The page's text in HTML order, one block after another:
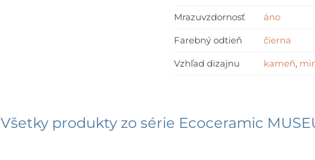
Mrazuvzdornosť áno
Farebný odtieň čierna
Vzhľad dizajnu kameň,
Všetky produkty zo série Ecoceramic